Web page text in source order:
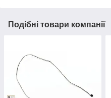
Подібні товари компанії